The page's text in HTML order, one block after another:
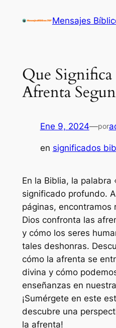
Mensajes
Que Significa
Afrenta
Ene 9, 2024—por
en significados
En la Biblia, la palabra
significado profundo.
páginas, encontramos
Dios confronta las
y cómo los seres
tales deshonras.
cómo la afrenta se
divina y cómo
enseñanzas en
¡Sumérgete en este
descubre una
la afrenta!